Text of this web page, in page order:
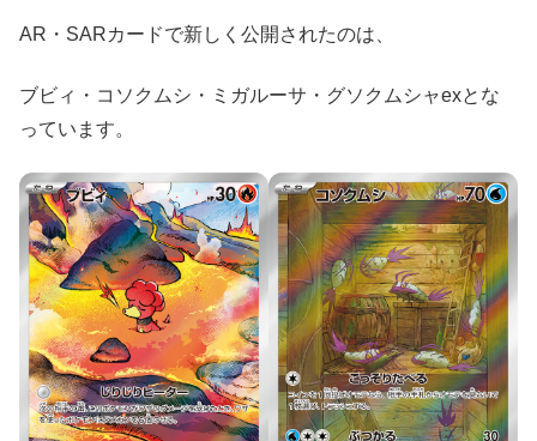
AR・SARカードで新しく公開されたのは、
ブビィ・コソクムシ・ミガルーサ・グソクムシャexとな
っています。